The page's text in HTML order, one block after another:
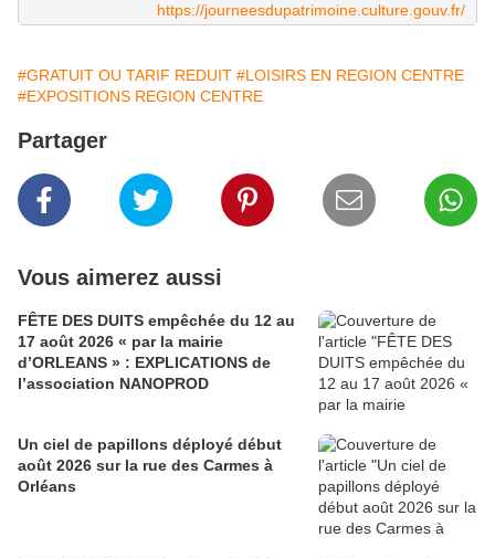
https://journeesdupatrimoine.culture.gouv.fr/
#GRATUIT OU TARIF REDUIT #LOISIRS EN REGION CENTRE
#EXPOSITIONS REGION CENTRE
Partager
Vous aimerez aussi
FÊTE DES DUITS empêchée du 12 au
17 août 2026 « par la mairie
d’ORLEANS » : EXPLICATIONS de
l’association NANOPROD
Un ciel de papillons déployé début
août 2026 sur la rue des Carmes à
Orléans